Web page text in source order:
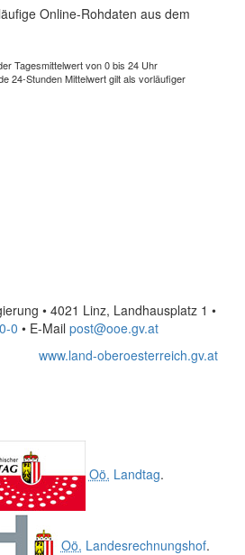
Online-Rohdaten aus dem
Tagesmittelwert von 0 bis 24 Uhr
24-Stunden Mittelwert gilt als vorläufiger
• 4021 Linz, Landhausplatz 1 •
0 • E-Mail post@ooe.gv.at
www.land-oberoesterreich.gv.at
Oö. Landtag.
Oö. Landesrechnungshof.